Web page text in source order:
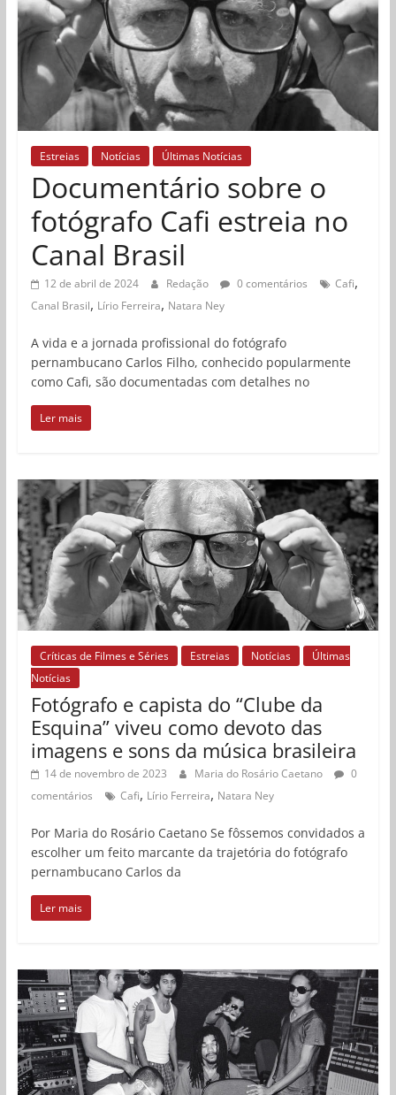
Estreias Notícias Últimas Notícias
Documentário sobre o
fotógrafo Cafi estreia no
Canal Brasil
12 de abril de 2024 Redação 0 comentários Cafi,
Canal Brasil, Lírio Ferreira, Natara Ney
A vida e a jornada profissional do fotógrafo
pernambucano Carlos Filho, conhecido popularmente
como Cafi, são documentadas com detalhes no
Ler mais
Críticas de Filmes e Séries Estreias Notícias
Últimas
Notícias
Fotógrafo e capista do “Clube da
Esquina” viveu como devoto das
imagens e sons da música brasileira
14 de novembro de 2023 Maria do Rosário Caetano
0
comentários
Cafi, Lírio Ferreira, Natara Ney
Por Maria do Rosário Caetano Se fôssemos convidados a
escolher um feito marcante da trajetória do fotógrafo
pernambucano Carlos da
Ler mais